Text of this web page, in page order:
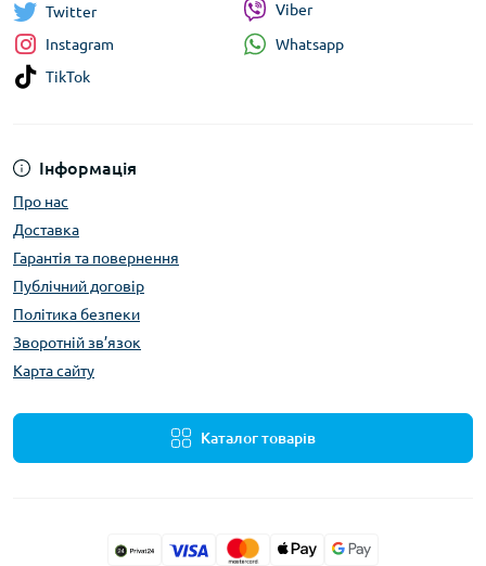
Інформація
Про нас
Доставка
Гарантія та повернення
Публічний договір
Політика безпеки
Зворотній зв’язок
Карта сайту
Каталог товарів
Twitter
Instagram
TikTok
Viber
Whatsapp